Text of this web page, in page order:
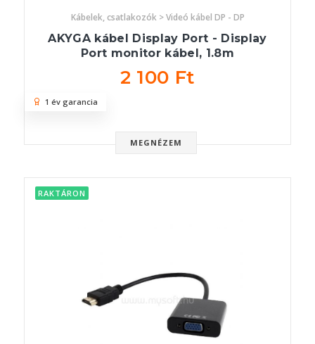
Kábelek, csatlakozók > Videó kábel DP - DP
AKYGA kábel Display Port - Display
Port monitor kábel, 1.8m
2 100 Ft
MEGNÉZEM
1 év garancia
RAKTÁRON